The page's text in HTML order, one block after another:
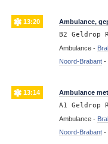
13:20 Ambulance,
B2 Geldrop
Ambulance -
Noord-Brabant-
13:14 Ambulance
A1 Geldrop
Ambulance -
Noord-Brabant-